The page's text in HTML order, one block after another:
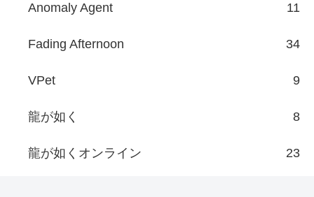
Anomaly Agent 11
Fading Afternoon 34
VPet 9
龍が如く 8
龍が如くオンライン 23